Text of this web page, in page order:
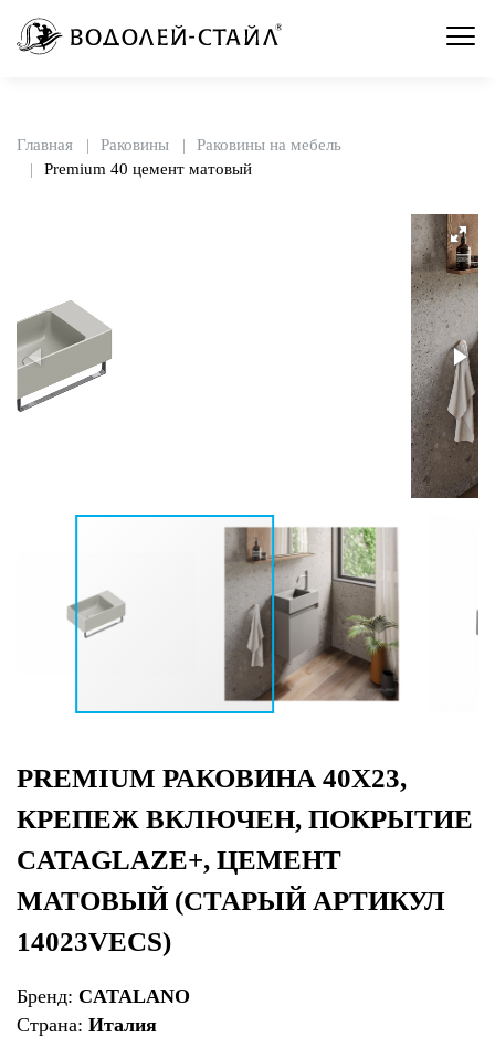
Главная Раковины
Раковины на мебель
Premium 40 цемент матовый
PREMIUM РАКОВИНА 40Х23,
КРЕПЕЖ ВКЛЮЧЕН, ПОКРЫТИЕ
CATAGLAZE+, ЦЕМЕНТ
МАТОВЫЙ (СТАРЫЙ АРТИКУЛ
14023VECS)
Бренд: CATALANO
Страна: Италия